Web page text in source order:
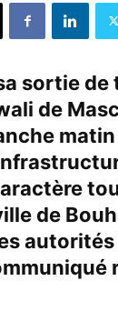
sortie de
de
de
autorités